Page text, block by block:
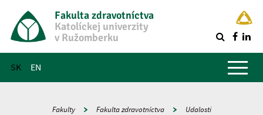
Fakulta zdravotníctva
Katolíckej univerzity
v Ružomberku
SK EN
Hlavné menu
Fakulty Fakulta zdravotníctva Udalosti